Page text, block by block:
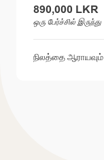
890,000 LKR
ஒரு பேர்ச்சில் இருந்து
நிலத்தை ஆராயவும்